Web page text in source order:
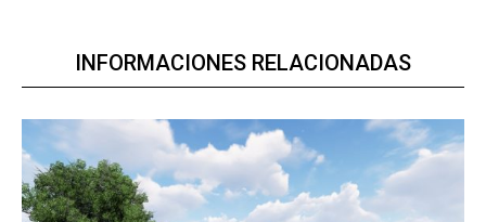
INFORMACIONES RELACIONADAS